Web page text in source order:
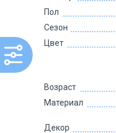
Пол
Сезон
Цвет
Возраст
Материал
Декор